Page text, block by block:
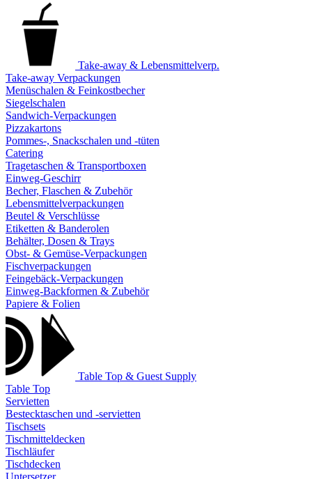
Take-away & Lebensmittelverp.
Take-away Verpackungen
Menüschalen & Feinkostbecher
Siegelschalen
Sandwich-Verpackungen
Pizzakartons
Pommes-, Snackschalen und -tüten
Catering
Tragetaschen & Transportboxen
Einweg-Geschirr
Becher, Flaschen & Zubehör
Lebensmittelverpackungen
Beutel & Verschlüsse
Etiketten & Banderolen
Behälter, Dosen & Trays
Obst- & Gemüse-Verpackungen
Fischverpackungen
Feingebäck-Verpackungen
Einweg-Backformen & Zubehör
Papiere & Folien
Table Top & Guest Supply
Table Top
Servietten
Bestecktaschen und -servietten
Tischsets
Tischmitteldecken
Tischläufer
Tischdecken